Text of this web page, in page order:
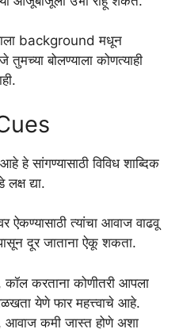
background मधून
बोलण्याला कोणत्याही
हे सांगण्यासाठी विविध शाब्दिक
द्या.
त्यांचा आवाज वाढवू
दूर जाताना ऐकू शकता.
कॉल करताना कोणीतरी आपला
येणे फार महत्त्वाचे आहे.
कमी जास्त होणे अशा